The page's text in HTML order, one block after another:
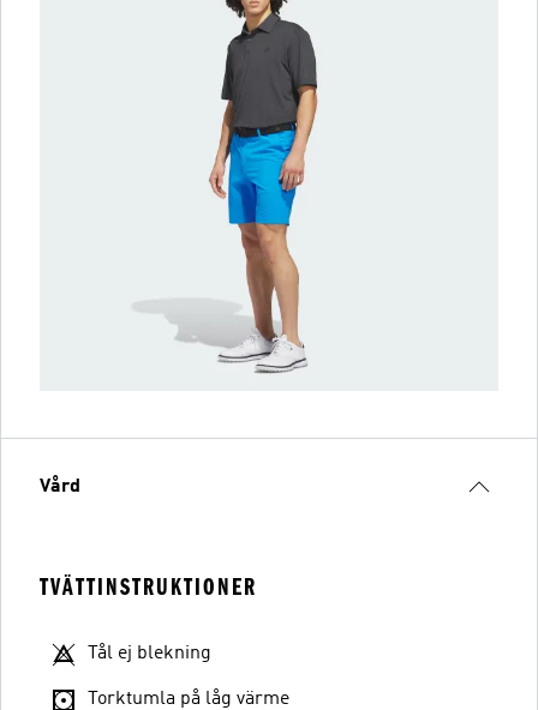
Vård
TVÄTTINSTRUKTIONER
Tål ej blekning
Torktumla på låg värme